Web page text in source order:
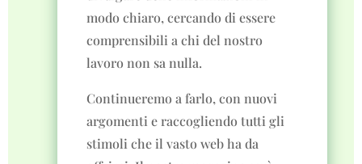
modo chiaro, cercando di essere
comprensibili a chi del nostro
lavoro non sa nulla.
Continueremo a farlo, con nuovi
argomenti e raccogliendo tutti gli
stimoli che il vasto web ha da